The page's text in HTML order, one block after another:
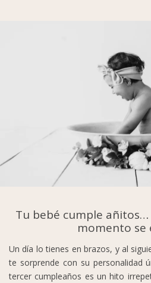
Tu bebé cumple añitos…
momento se
Un día lo tienes en brazos, y al
te sorprende con su personalidad
tercer cumpleaños es un hito